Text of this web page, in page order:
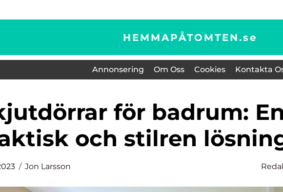
HEMMAPÅTOMTEN.se
Annonsering Om Oss Cookies Kontakta
och stilren
Jon Larsson